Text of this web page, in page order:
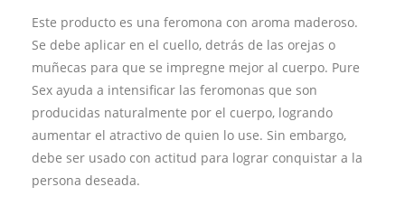
Este producto es una feromona con aroma maderoso.
Se debe aplicar en el cuello, detrás de las orejas o
muñecas para que se impregne mejor al cuerpo. Pure
Sex ayuda a intensificar las feromonas que son
producidas naturalmente por el cuerpo, logrando
aumentar el atractivo de quien lo use. Sin embargo,
debe ser usado con actitud para lograr conquistar a la
persona deseada.